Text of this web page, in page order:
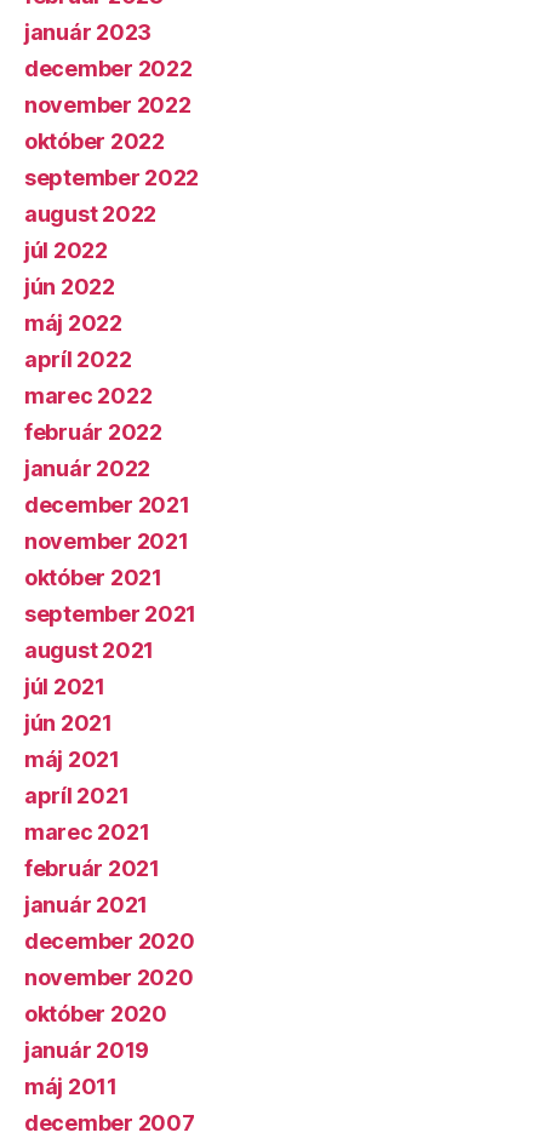
január 2023
december 2022
november 2022
október 2022
september 2022
august 2022
júl 2022
jún 2022
máj 2022
apríl 2022
marec 2022
február 2022
január 2022
december 2021
november 2021
október 2021
september 2021
august 2021
júl 2021
jún 2021
máj 2021
apríl 2021
marec 2021
február 2021
január 2021
december 2020
november 2020
október 2020
január 2019
máj 2011
december 2007